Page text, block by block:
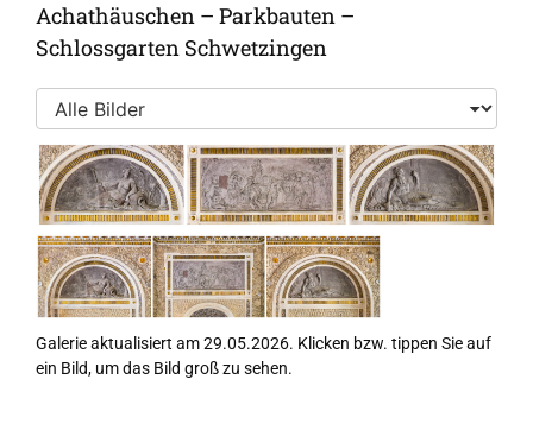
Achathäuschen – Parkbauten –
Schlossgarten Schwetzingen
Galerie aktualisiert am 29.05.2026. Klicken bzw. tippen Sie auf
ein Bild, um das Bild groß zu sehen.